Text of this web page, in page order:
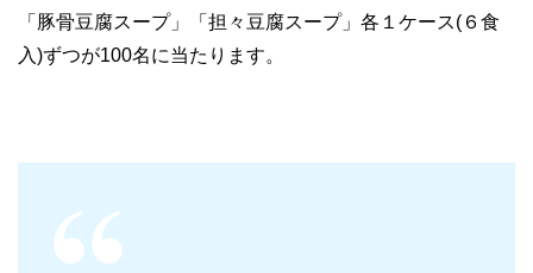
「豚骨豆腐スープ」「担々豆腐スープ」各１ケース(６食
入)ずつが100名に当たります。